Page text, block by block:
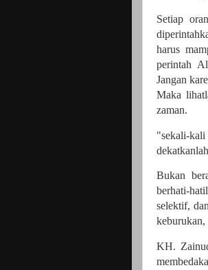
Setiap
harus
perintah
Jangan
Maka
zaman.
"sekali-
Bukan
berhati-
selektif,
keburukan,
KH.